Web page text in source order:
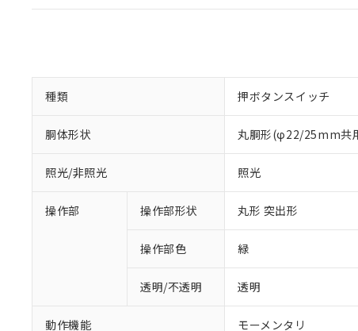
種類 押ボタンスイッチ
胴体形状 丸胴形(φ22/25mm共
照光/非照光 照光
操作部 操作部形状 丸形 突出形
操作部色 緑
透明/不透明 透明
動作機能 モーメンタリ